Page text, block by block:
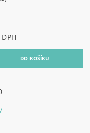
bez DPH